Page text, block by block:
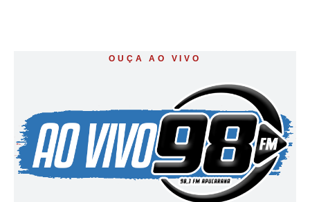
OUÇA AO VIVO